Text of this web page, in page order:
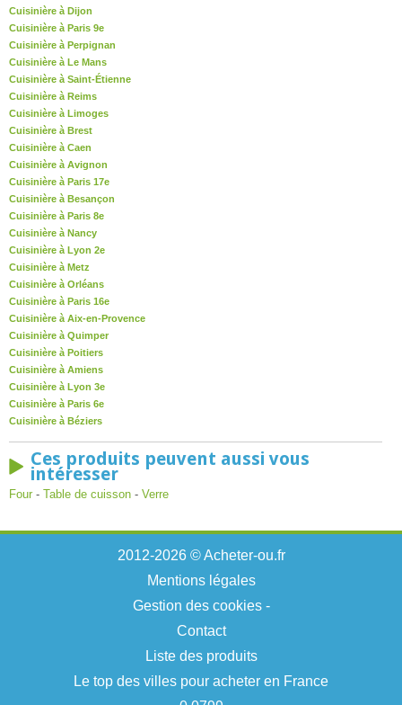
Cuisinière à Dijon
Cuisinière à Paris 9e
Cuisinière à Perpignan
Cuisinière à Le Mans
Cuisinière à Saint-Étienne
Cuisinière à Reims
Cuisinière à Limoges
Cuisinière à Brest
Cuisinière à Caen
Cuisinière à Avignon
Cuisinière à Paris 17e
Cuisinière à Besançon
Cuisinière à Paris 8e
Cuisinière à Nancy
Cuisinière à Lyon 2e
Cuisinière à Metz
Cuisinière à Orléans
Cuisinière à Paris 16e
Cuisinière à Aix-en-Provence
Cuisinière à Quimper
Cuisinière à Poitiers
Cuisinière à Amiens
Cuisinière à Lyon 3e
Cuisinière à Paris 6e
Cuisinière à Béziers
Ces produits peuvent aussi vous
intéresser
Four - Table de cuisson - Verre
2012-2026 © Acheter-ou.fr
Mentions légales
Gestion des cookies-
Contact
Liste des produits
Le top des villes pour acheter en France